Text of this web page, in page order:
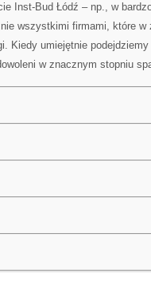
Inst-Bud Łódź – np., w
wszystkimi firmami, które w
Kiedy umiejętnie
w znacznym stopniu